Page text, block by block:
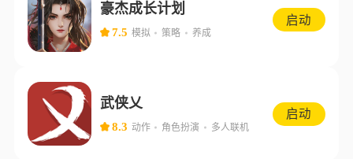
豪杰成长计划
7.5 模拟 策略 养成
启动
武侠乂
8.3 动作 角色扮演 多人联机
启动